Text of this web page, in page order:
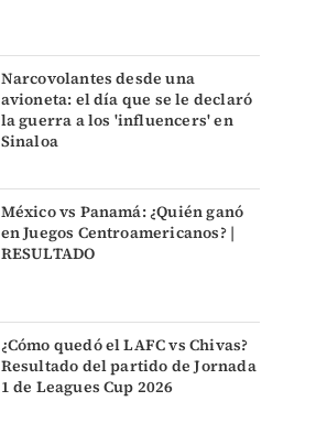
Narcovolantes desde una
avioneta: el día que se le declaró
la guerra a los 'influencers' en
Sinaloa
México vs Panamá: ¿Quién ganó
en Juegos Centroamericanos? |
RESULTADO
¿Cómo quedó el LAFC vs Chivas?
Resultado del partido de Jornada
1 de Leagues Cup 2026